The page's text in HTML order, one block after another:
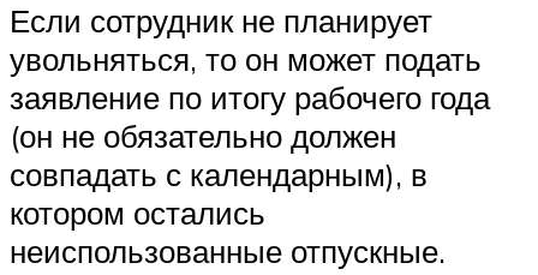
Если сотрудник не планирует
увольняться, то он может подать
заявление по итогу рабочего года
(он не обязательно должен
совпадать с календарным), в
котором остались
неиспользованные отпускные.